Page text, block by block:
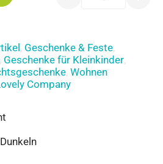
, Geschenke & Feste,
, Geschenke für Kleinkinder,
, Wohnen
Company